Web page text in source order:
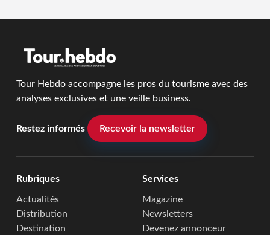
Tour Hebdo accompagne les pros du tourisme avec des
analyses exclusives et une veille business.
Restez informés Recevoir la newsletter
Rubriques
Actualités
Distribution
Destination
Services
Magazine
Newsletters
Devenez annonceur